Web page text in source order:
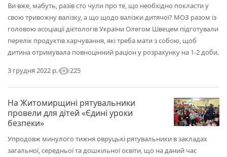
Ви вже, мабуть, разів сто чули про те, що необхідно покласти у
свою тривожну валізку, а що щодо валізки дитячої? МОЗ разом із
головою асоціації дієтологів України Олегом Швецем підготували
перелік продуктів харчування, які треба мати з собою, щоб
дитина отримувала повноцінний раціон у розрахунку на 1-2 доби.
3 грудня 2022 р.visibility225
На Житомирщині рятувальники
провели для дітей «Єдині уроки
безпеки»
Упродовж минулого тижня овруцькі рятувальники в закладах
загальної, середньої та дошкільної освіти, що на даний час